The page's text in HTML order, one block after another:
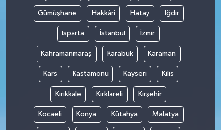
Gümüşhane Hakkâri Hatay Iğdır
Isparta İstanbul İzmir
Kahramanmaraş Karabük Karaman
Kars Kastamonu Kayseri Kilis
Kırıkkale Kırklareli Kırşehir
Kocaeli Konya Kütahya Malatya